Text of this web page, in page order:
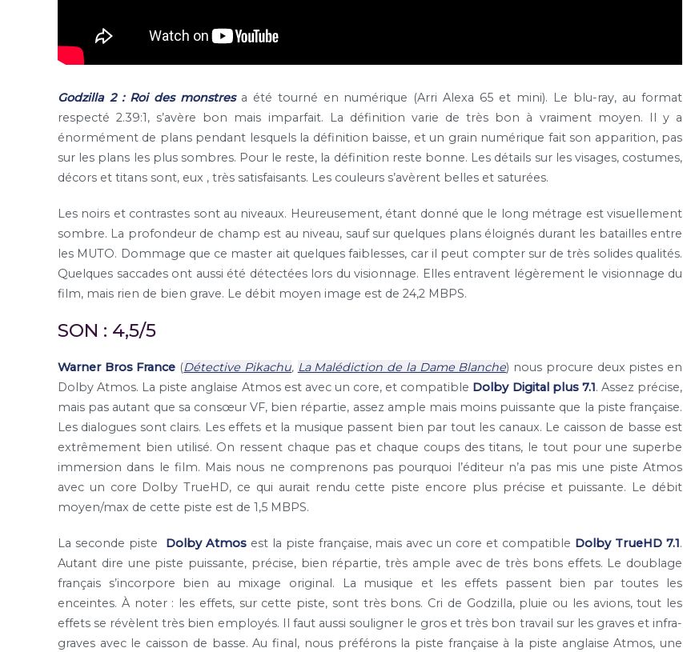
Godzilla 2 : Roi des monstresa été tourné en numérique (Arri Alexa 65 et mini). Le blu-ray, au format
respecté 2.39:1, s’avère bon mais imparfait. La définition varie de très bon à vraiment moyen. Il y a
énormément de plans pendant lesquels la définition baisse, et un grain numérique fait son apparition, pas
sur les plans les plus sombres. Pour le reste, la définition reste bonne. Les détails sur les visages, costumes,
décors et titans sont, eux , très satisfaisants. Les couleurs s’avèrent belles et saturées.
Les noirs et contrastes sont au niveaux. Heureusement, étant donné que le long métrage est visuellement
sombre. La profondeur de champ est au niveau, sauf sur quelques plans éloignés durant les batailles entre
les MUTO. Dommage que ce master ait quelques faiblesses, car il peut compter sur de très solides qualités.
Quelques saccades ont aussi été détectées lors du visionnage. Elles entravent légèrement le visionnage du
film, mais rien de bien grave. Le débit moyen image est de 24,2 MBPS.
SON : 4,5/5
Warner Bros France (Détective Pikachu, La Malédiction de la Dame Blanche) nous procure deux pistes en
Dolby Atmos. La piste anglaise Atmos est avec un core, et compatible Dolby Digital plus 7.1. Assez précise,
mais pas autant que sa consœur VF, bien répartie, assez ample mais moins puissante que la piste française.
Les dialogues sont clairs. Les effets et la musique passent bien par tout les canaux. Le caisson de basse est
extrêmement bien utilisé. On ressent chaque pas et chaque coups des titans, le tout pour une superbe
immersion dans le film. Mais nous ne comprenons pas pourquoi l’éditeur n’a pas mis une piste Atmos
avec un core Dolby TrueHD, ce qui aurait rendu cette piste encore plus précise et puissante. Le débit
moyen/max de cette piste est de 1,5 MBPS.
La seconde piste Dolby Atmosest la piste française, mais avec un core et compatible Dolby TrueHD 7.1.
Autant dire une piste puissante, précise, bien répartie, très ample avec de très bons effets. Le doublage
français s’incorpore bien au mixage original. La musique et les effets passent bien par toutes les
enceintes. À noter : les effets, sur cette piste, sont très bons. Cri de Godzilla, pluie ou les avions, tout les
effets se révèlent très bien employés. Il faut aussi souligner le gros et très bon travail sur les graves et infra-
graves avec le caisson de basse. Au final, nous préférons la piste française à la piste anglaise Atmos, une